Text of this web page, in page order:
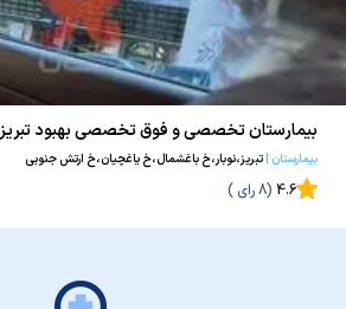
بیمارستان تخصصی و فوق تخصصی بهبود تبریز
بیمارستان |تبریز،نوبار،خ باغشمال،خ یاغچیان،خ ارتش جنوبی
4.6
(
8رای )